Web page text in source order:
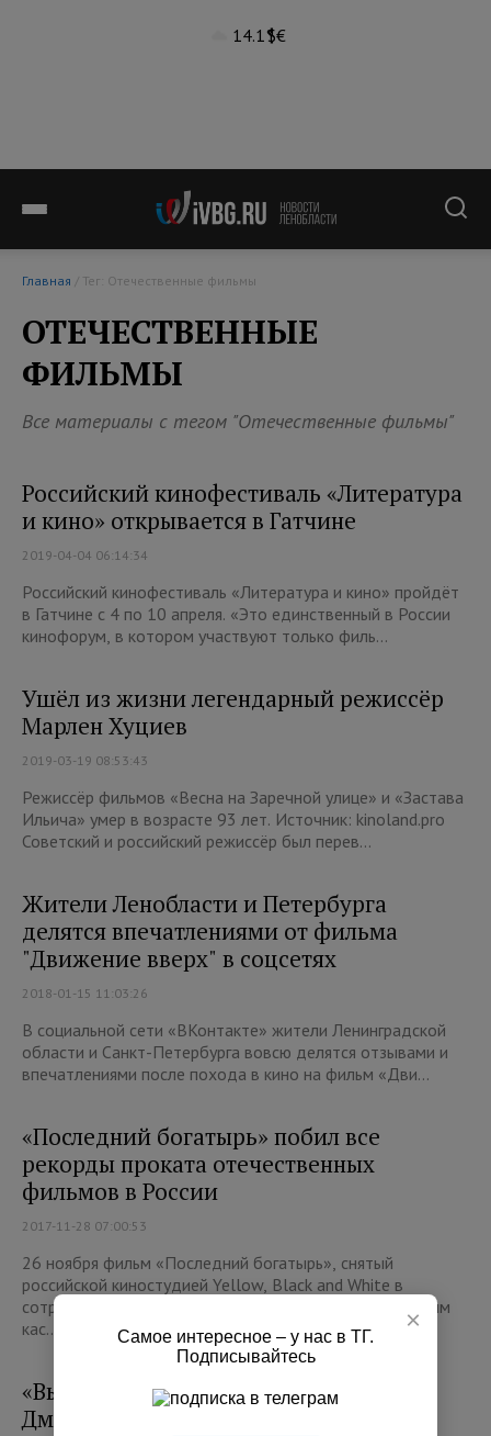
14.1°$€
Главная / Тег: Отечественные фильмы
ОТЕЧЕСТВЕННЫЕ
ФИЛЬМЫ
Все материалы с тегом "Отечественные фильмы"
Российский кинофестиваль «Литература
и кино» открывается в Гатчине
2019-04-04 06:14:34
Российский кинофестиваль «Литература и кино» пройдёт
в Гатчине с 4 по 10 апреля. «Это единственный в России
кинофорум, в котором участвуют только филь...
Ушёл из жизни легендарный режиссёр
Марлен Хуциев
2019-03-19 08:53:43
Режиссёр фильмов «Весна на Заречной улице» и «Застава
Ильича» умер в возрасте 93 лет. Источник: kinoland.pro
Советский и российский режиссёр был перев...
Жители Ленобласти и Петербурга
делятся впечатлениями от фильма
"Движение вверх" в соцсетях
2018-01-15 11:03:26
В социальной сети «ВКонтакте» жители Ленинградской
области и Санкт-Петербурга вовсю делятся отзывами и
впечатлениями после похода в кино на фильм «Дви...
«Последний богатырь» побил все
рекорды проката отечественных
фильмов в России
2017-11-28 07:00:53
26 ноября фильм «Последний богатырь», снятый
российской киностудией Yellow, Black and White в
сотрудничестве с компанией Disney, был признан самым
кас...
«Выборг-Палас» получит дотации от
Дмитрия Медведева
×
Самое интересное – у нас в ТГ.
Подписывайтесь